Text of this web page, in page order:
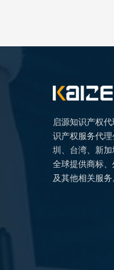
启源知识产权
识产权服务代
圳、台湾、新
全球提供商标
及其他相关服务